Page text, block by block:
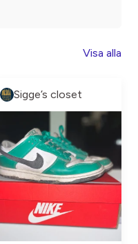
Visa alla
Sigge’s closet